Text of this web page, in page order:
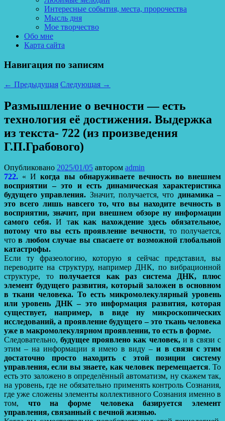
Интересные события, места, пророчества
Мысль дня
Мое творчество
Обо мне
Карта сайта
Навигация по записям
← Предыдущая Следующая →
Размышление о вечности — есть
технология её достижения. Выдержка
из текста- 722 (из произведения
Г.П.Грабового)
Опубликовано 2025/01/05 автором admin
722. « Икогда вы обнаруживаете вечность во внешнем
восприятии – это и есть динамическая характеристика
будущего управления. Значит, получается, что динамика –
это всего лишь навсего то, что вы находите вечность в
восприятии, значит, при внешнем обзоре ну информации
самого себя.И так как нахождение здесь обязательное,
потому что вы есть проявление вечности, то получается,
чтов любом случае вы спасаете от возможной глобальной
катастрофы.
Если ту фразеологию, которую я сейчас представил, вы
переводите на структуру, например ДНК, по вибрационной
структуре, тополучается как раз система ДНК, плюс
элемент будущего развития, который заложен в основном
в ткани человека. То есть микромолекулярный уровень
или уровень ДНК – это информация развития, которая
существует, например, в виде ну микроскопических
исследований, а проявление будущего – это ткань человека
уже в макромолекулярном проявлении, то есть в форме.
Следовательно,будущее проявлено как человек,и в связи с
этим – на информации я имею в виду –и в связи с этим
достаточно просто находить с этой позиции систему
управления, если вы знаете, как человек перемещается. То
есть это заложено в определённый автоматизм, ну скажем так,
на уровень, где не обязательно применять контроль Сознания,
где уже сложены элементы коллективного Сознания именно в
том, что на форме человека базируется элемент
управления, связанный с вечной жизнью.